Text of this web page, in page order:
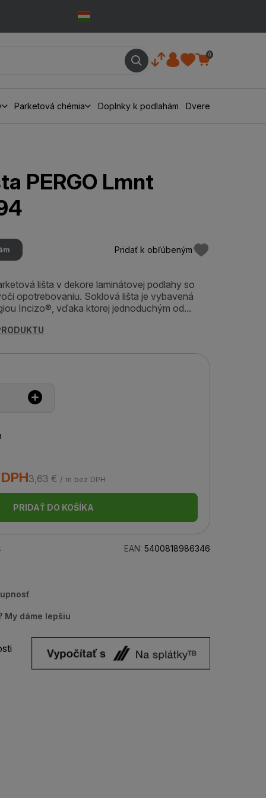
0
Parketová chémia Doplnky k podlahám Dvere
PERGO Lmnt
Pridať k obľúbeným
lišta v dekore laminátovej podlahy so
opotrebovaniu. Soklová lišta je vybavená
Incizo®, vďaka ktorej jednoduchým od...
3,63 € / m bez DPH
PRIDAŤ DO KOŠÍKA
EAN: 5400818986346
My dáme lepšiu